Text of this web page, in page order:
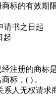
标的有效期
请书之日起
起
注册的商标
标，( ) 。
系人无权请求